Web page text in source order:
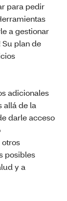
para pedir
a gestionar
Su plan de
adicionales
allá de la
darle acceso
otros
posibles
y a